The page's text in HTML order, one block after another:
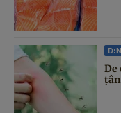
De